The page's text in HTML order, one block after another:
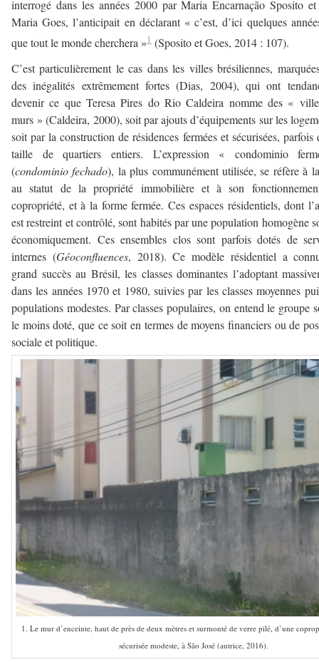
interrogé dans les années 2000 par Maria Encarnação Sposito
Maria Goes, l’anticipait en déclarant « c’est, d’ici quelques
que tout le monde cherchera »1 (Sposito et Goes, 2014 : 107).
C’est particulièrement le cas dans les villes brésiliennes,
des inégalités extrêmement fortes (Dias, 2004), qui ont
devenir ce que Teresa Pires do Rio Caldeira nomme des «
murs » (Caldeira, 2000), soit par ajouts d’équipements sur les
soit par la construction de résidences fermées et sécurisées, parfois
taille de quartiers entiers. L’expression « condominio
(condominio fechado), la plus communément utilisée, se réfère à
au statut de la propriété immobilière et à son
copropriété, et à la forme fermée. Ces espaces résidentiels, dont
est restreint et contrôlé, sont habités par une population homogène
économiquement. Ces ensembles clos sont parfois dotés de
internes (Géoconfluences, 2018). Ce modèle résidentiel a
grand succès au Brésil, les classes dominantes l’adoptant
dans les années 1970 et 1980, suivies par les classes moyennes
populations modestes. Par classes populaires, on entend le groupe
le moins doté, que ce soit en termes de moyens financiers ou de
sociale et politique.
1. Le mur d’enceinte, haut de près de deux mètres et surmonté de verre pilé, d’une
sécurisée modeste, à São José (autrice, 2016).